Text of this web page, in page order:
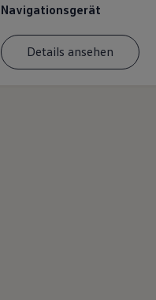
Navigationsgerät
Details ansehen